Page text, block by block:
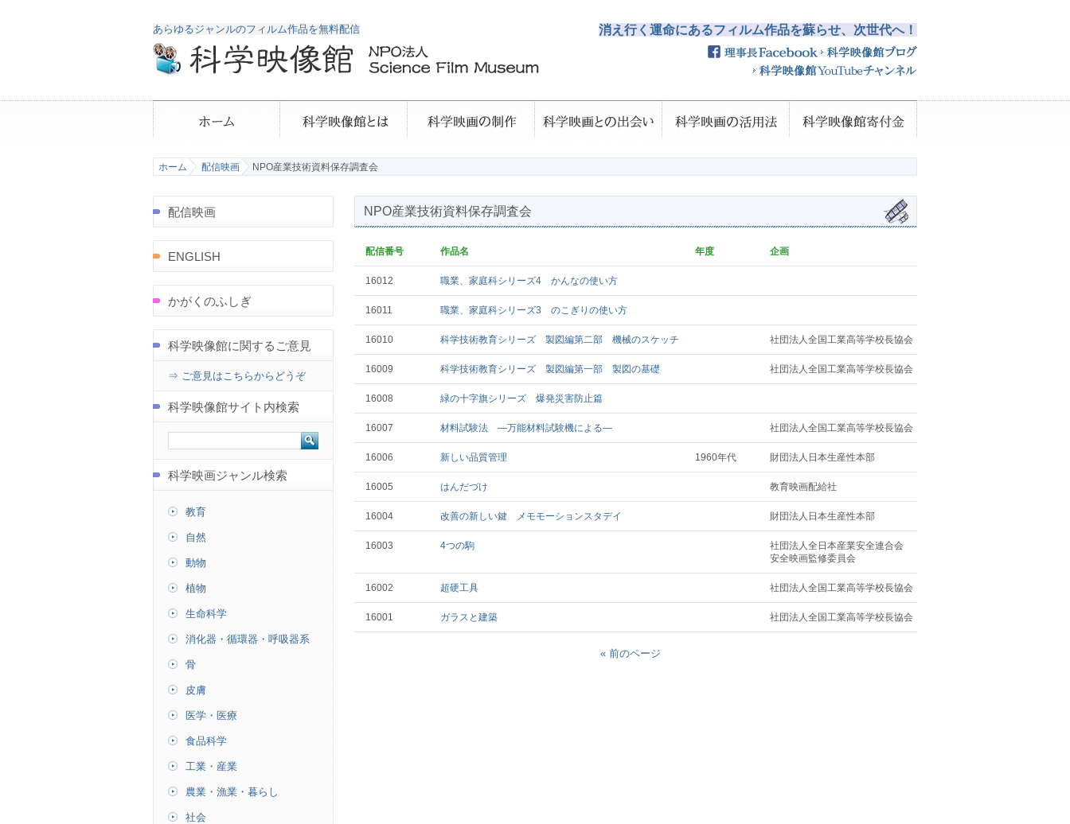
あらゆるジャンルのフィルム作品を無料配信 消え行く運命にあるフィルム作品を蘇らせ、次世代へ！
ホーム 配信映画 NPO産業技術資料保存調査会
NPO産業技術資料保存調査会
配信番号 作品名 年度 企画
16012 職業、家庭科シリーズ4 かんなの使い方
16011 職業、家庭科シリーズ3 のこぎりの使い方
16010 科学技術教育シリーズ 製図編第二部 機械のスケッチ 社団法人全国工業高等学校長協会
16009 科学技術教育シリーズ 製図編第一部 製図の基礎 社団法人全国工業高等学校長協会
16008 緑の十字旗シリーズ 爆発災害防止篇
16007 材料試験法 ―万能材料試験機による― 社団法人全国工業高等学校長協会
16006 新しい品質管理 1960年代 財団法人日本生産性本部
16005 はんだづけ 教育映画配給社
16004 改善の新しい鍵 メモモーションスタデイ 財団法人日本生産性本部
16003 4つの駒
社団法人全日本産業安全連合会
安全映画監修委員会
16002 超硬工具 社団法人全国工業高等学校長協会
16001 ガラスと建築 社団法人全国工業高等学校長協会
« 前のページ
配信映画
ENGLISH
かがくのふしぎ
科学映像館に関するご意見
⇒ ご意見はこちらからどうぞ
科学映像館サイト内検索
科学映画ジャンル検索
教育
自然
動物
植物
生命科学
消化器・循環器・呼吸器系
骨
皮膚
医学・医療
食品科学
工業・産業
農業・漁業・暮らし
社会